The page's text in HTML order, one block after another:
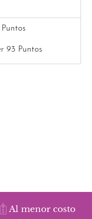
93 Puntos
Al menor costo